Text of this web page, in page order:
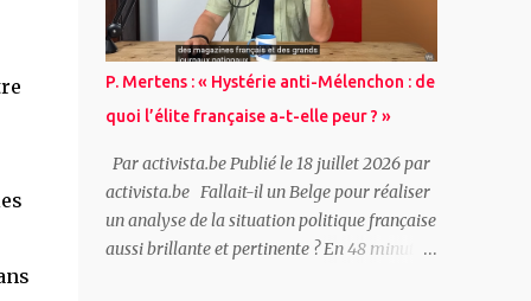
historiques - La Guerre de Sécession - John
Brown - Les luttes actuelles contre
l’esclavage salarié - Pourquoi les patrons ont
peur des grèves - Toute grève est synonyme
de violence - Les adversaires de l’action
directe - Comment pourrons-nous briser
nos chaînes ? - Et en attendant ce jour béni ?
- Action politique et action directe ~ Qu’est-
ce que l’action directe ? Du point de vue de
P. Mertens : « Hystérie anti-Mélenchon : de
quoi l’élite française a-t-elle peur ? »
Par activista.be Publié le 18 juillet 2026 par
activista.be Fallait-il un Belge pour réaliser
un analyse de la situation politique française
aussi brillante et pertinente ? En 48 minutes